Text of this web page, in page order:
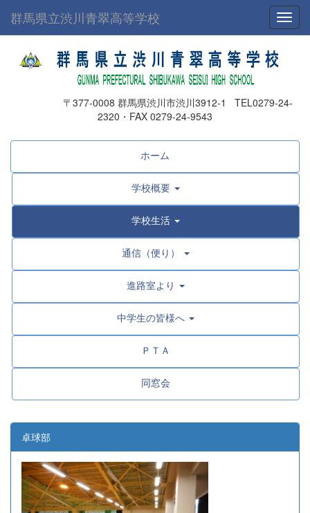
群馬県立渋川青翠高等学校
〒377-0008 群馬県渋川市渋川3912-1 TEL0279-24-
2320・FAX 0279-24-9543
ホーム
学校概要
学校生活
通信（便り）
進路室より
中学生の皆様へ
ＰＴＡ
同窓会
卓球部